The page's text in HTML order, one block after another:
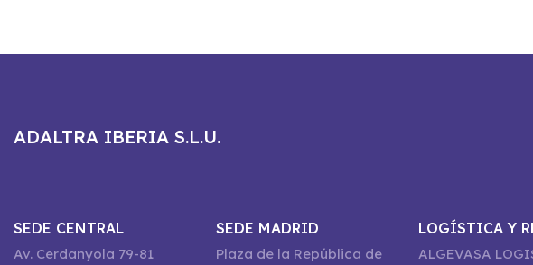
ADALTRA IBERIA S.L.U.
SEDE CENTRAL
Av. Cerdanyola 79-81
SEDE MADRID
Plaza de la República de
LOGÍSTICA Y
ALGEVASA